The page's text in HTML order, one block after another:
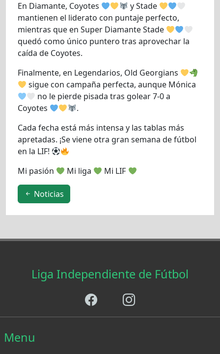
En Diamante, Coyotes
y Stade
mantienen el liderato con puntaje perfecto,
mientras que en Super Diamante Stade
quedó como único puntero tras aprovechar la
caída de Coyotes.
Finalmente, en Legendarios, Old Georgians
sigue con campaña perfecta, aunque Mónica
no le pierde pisada tras golear 7-0 a
Coyotes
.
Cada fecha está más intensa y las tablas más
apretadas. ¡Se viene otra gran semana de fútbol
en la LIF!
Mi pasión
Mi liga Mi LIF
Noticias
Liga Independiente de Fútbol
Menu